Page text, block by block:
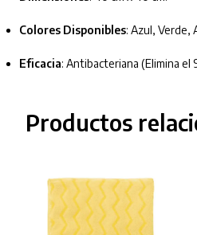
Colores Disponibles: Azul, Verde,
Eficacia: Antibacteriana (Elimina el
Productos